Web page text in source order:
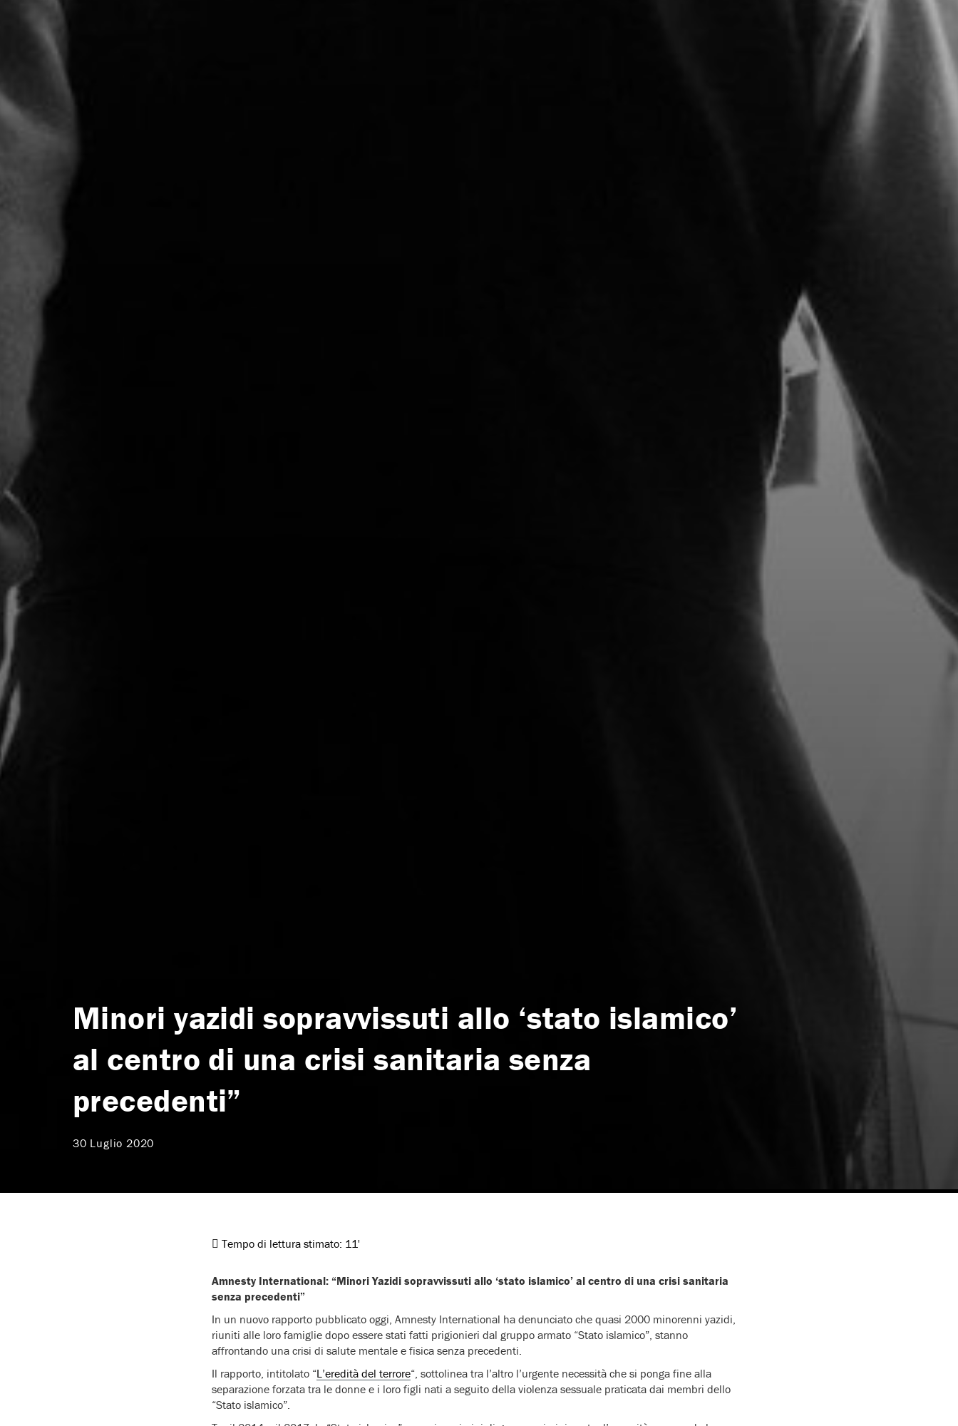
Minori yazidi sopravvissuti allo ‘stato islamico’
al centro di una crisi sanitaria senza
precedenti”
30 Luglio 2020
Tempo di lettura stimato: 11'
Amnesty International: “Minori Yazidi sopravvissuti allo ‘stato islamico’ al centro di una crisi sanitaria
senza precedenti”
In un nuovo rapporto pubblicato oggi, Amnesty International ha denunciato che quasi 2000 minorenni yazidi,
riuniti alle loro famiglie dopo essere stati fatti prigionieri dal gruppo armato “Stato islamico”, stanno
affrontando una crisi di salute mentale e fisica senza precedenti.
Il rapporto, intitolato “L’eredità del terrore“, sottolinea tra l’altro l’urgente necessità che si ponga fine alla
separazione forzata tra le donne e i loro figli nati a seguito della violenza sessuale praticata dai membri dello
“Stato islamico”.